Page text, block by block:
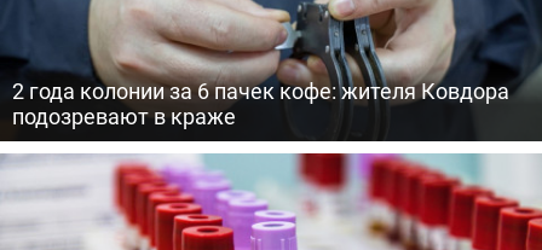
2 года колонии за 6 пачек кофе: жителя Ковдора
подозревают в краже